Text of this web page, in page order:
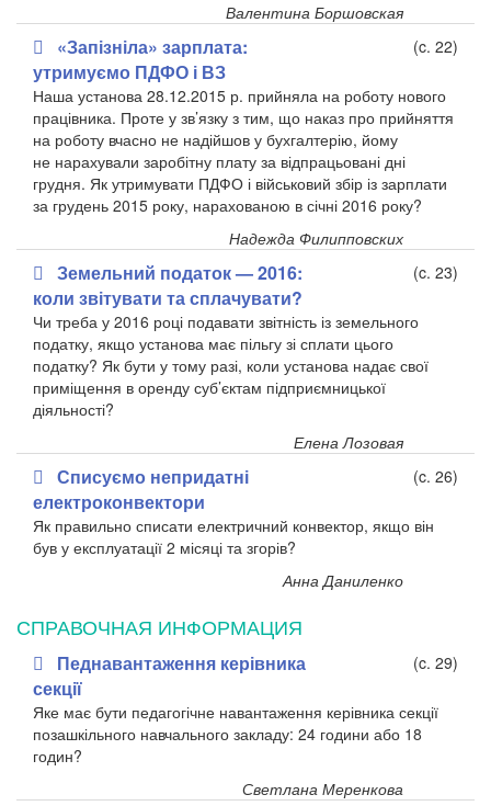
Валентина Боршовская
«Запізніла» зарплата:
утримуємо ПДФО і ВЗ
(c. 22)
Наша установа 28.12.2015 р. прийняла на роботу нового
працівника. Проте у зв’язку з тим, що наказ про прийняття
на роботу вчасно не надійшов у бухгалтерію, йому
не нарахували заробітну плату за відпрацьовані дні
грудня. Як утримувати ПДФО і військовий збір із зарплати
за грудень 2015 року, нарахованою в січні 2016 року?
Надежда Филипповских
Земельний податок — 2016:
коли звітувати та сплачувати?
(c. 23)
Чи треба у 2016 році подавати звітність із земельного
податку, якщо установа має пільгу зі сплати цього
податку? Як бути у тому разі, коли установа надає свої
приміщення в оренду суб’єктам підприємницької
діяльності?
Елена Лозовая
Списуємо непридатні
електроконвектори
(c. 26)
Як правильно списати електричний конвектор, якщо він
був у експлуатації 2 місяці та згорів?
Анна Даниленко
СПРАВОЧНАЯ ИНФОРМАЦИЯ
Педнавантаження керівника
секції
(c. 29)
Яке має бути педагогічне навантаження керівника секції
позашкільного навчального закладу: 24 години або 18
годин?
Светлана Меренкова